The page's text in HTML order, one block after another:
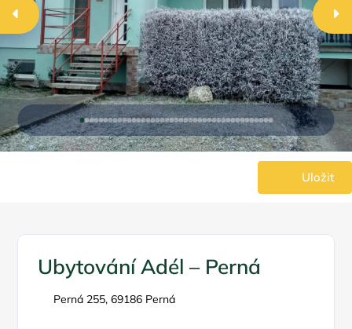
Uložit
Ubytování Adél – Perná
Perná 255, 69186 Perná